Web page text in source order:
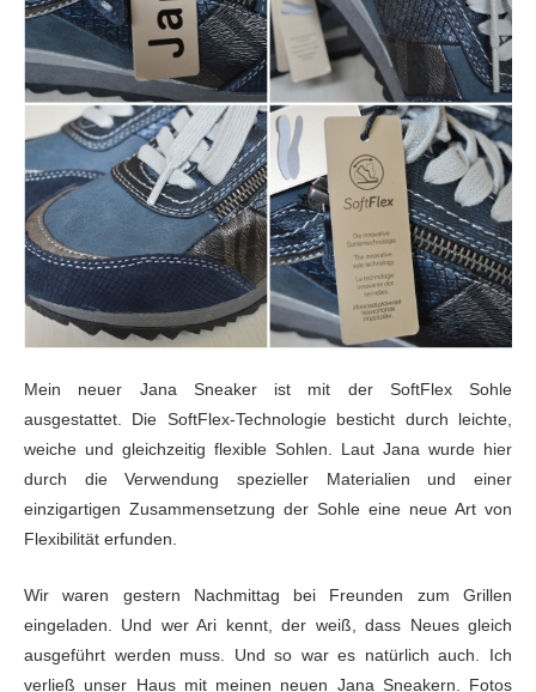
Mein neuer Jana Sneaker ist mit der SoftFlex Sohle
ausgestattet. Die SoftFlex-Technologie besticht durch leichte,
weiche und gleichzeitig flexible Sohlen. Laut Jana wurde hier
durch die Verwendung spezieller Materialien und einer
einzigartigen Zusammensetzung der Sohle eine neue Art von
Flexibilität erfunden.
Wir waren gestern Nachmittag bei Freunden zum Grillen
eingeladen. Und wer Ari kennt, der weiß, dass Neues gleich
ausgeführt werden muss. Und so war es natürlich auch. Ich
verließ unser Haus mit meinen neuen Jana Sneakern. Fotos